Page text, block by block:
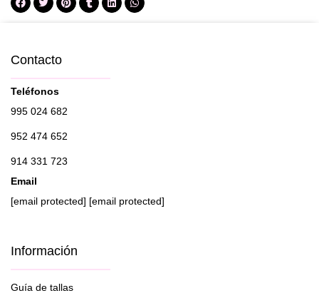
Contacto
Teléfonos
995 024 682
952 474 652
914 331 723
Email
[email protected] [email protected]
Información
Guía de tallas